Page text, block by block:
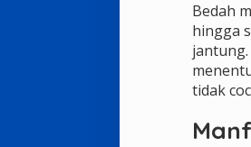
Bedah
hingga
tidak